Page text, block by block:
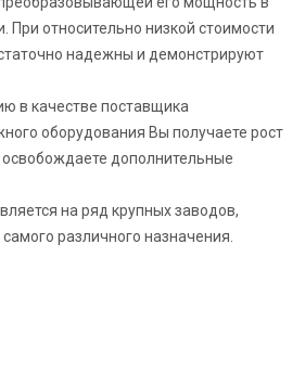
При относительно низкой стоимости
надежны и демонстрируют
в качестве поставщика
оборудования Вы получаете рост
дополнительные
на ряд крупных заводов,
различного назначения.